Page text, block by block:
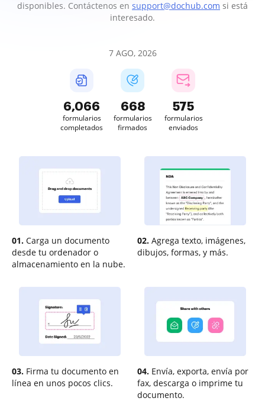
disponibles. Contáctenos en support@dochub.com si está
interesado.
7 AGO, 2026
6,066
formularios
completados
668
formularios
firmados
575
formularios
enviados
01. Carga un documento
desde tu ordenador o
almacenamiento en la nube.
02. Agrega texto, imágenes,
dibujos, formas, y más.
03. Firma tu documento en
línea en unos pocos clics.
04. Envía, exporta, envía por
fax, descarga o imprime tu
documento.